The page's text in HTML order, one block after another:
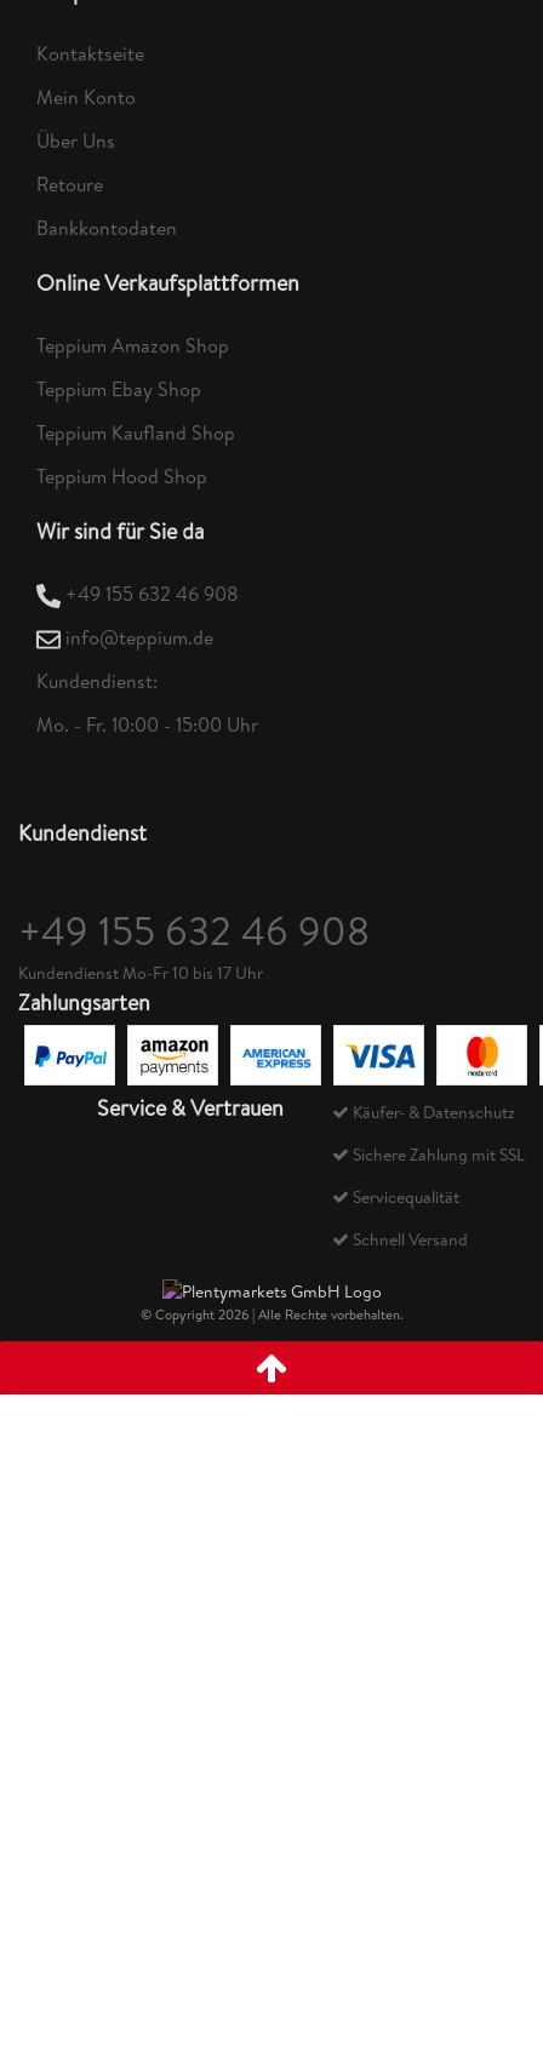
Kontaktseite
Mein Konto
Über Uns
Retoure
Bankkontodaten
Online Verkaufsplattformen
Teppium Amazon Shop
Teppium Ebay Shop
Teppium Kaufland Shop
Teppium Hood Shop
Wir sind für Sie da
+49 155 632 46 908
info@teppium.de
Kundendienst:
Mo. - Fr. 10:00 - 15:00 Uhr
Kundendienst
+49 155 632 46 908
Kundendienst Mo-Fr 10 bis 17 Uhr
Zahlungsarten
Service & Vertrauen
Käufer- & Datenschutz
Sichere Zahlung mit SSL
Servicequalität
Schnell Versand
© Copyright 2026 | Alle Rechte vorbehalten.